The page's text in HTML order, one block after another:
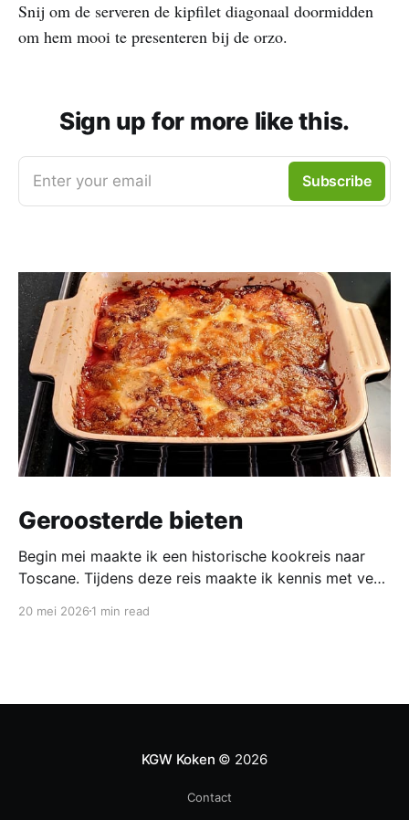
Snij om de serveren de kipfilet diagonaal doormidden
om hem mooi te presenteren bij de orzo.
Sign up for more like this.
Enter your email Subscribe
Geroosterde bieten
Begin mei maakte ik een historische kookreis naar
Toscane. Tijdens deze reis maakte ik kennis met veel
keuken. In een middeleeuws klooster maakten we
20 mei 2026 1 min read
KGW Koken © 2026
Contact